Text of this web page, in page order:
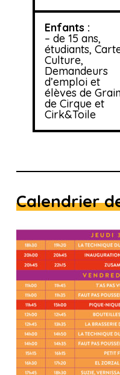
Enfants :
– de 15 ans,
étudiants,
Culture,
Demandeurs
d’emploi et
élèves de
de Cirque et
Cirk&Toile
Calendrier